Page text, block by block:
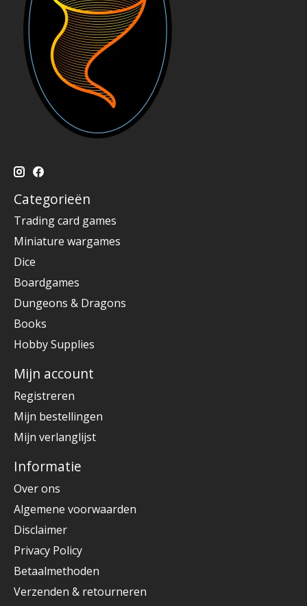
Categorieën
Trading card games
Miniature wargames
Dice
Boardgames
Dungeons & Dragons
Books
Hobby Supplies
Mijn account
Registreren
Mijn bestellingen
Mijn verlanglijst
Informatie
Over ons
Algemene voorwaarden
Disclaimer
Privacy Policy
Betaalmethoden
Verzenden & retourneren